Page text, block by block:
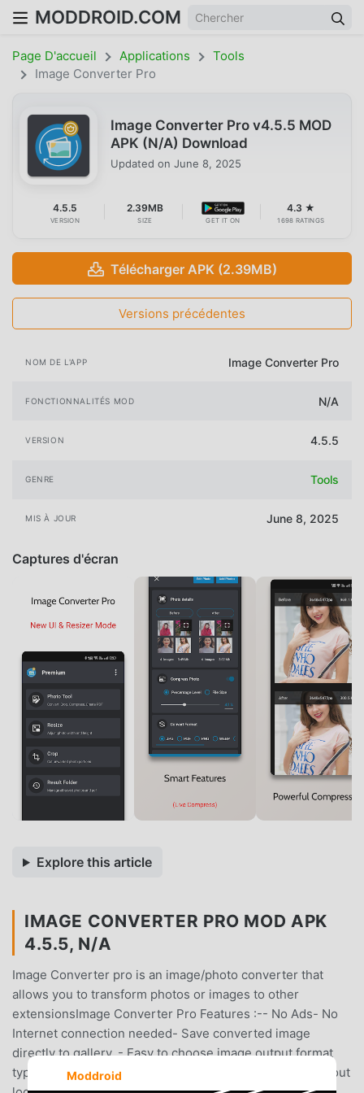
MODDROID.COM
Page D'accueil Applications
Tools
Image Converter Pro
Image Converter Pro v4.5.5 MOD
APK (N/A) Download
Updated on June 8, 2025
4.5.5
VERSION
2.39MB
SIZE GET IT ON
4.3 ★
1698 RATINGS
Télécharger APK (2.39MB)
Versions précédentes
NOM DE L'APP Image Converter Pro
FONCTIONNALITÉS MOD N/A
VERSION 4.5.5
GENRE Tools
MIS À JOUR June 8, 2025
Captures d'écran
Explore this article
IMAGE CONVERTER PRO MOD APK
4.5.5, N/A
Image Converter pro is an image/photo converter that
allows you to transform photos or images to other
extensionsImage Converter Pro Features :-- No Ads- No
Internet connection needed- Save converted image
directly to gallery. - Easy to choose image output format
type - Edit output image file name - Convert image without
Moddroid